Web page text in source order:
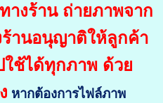
งร้าน ถ่ายภาพจาก
ร้านอนุญาติให้ลูกค้า
ช้ได้ทุกภาพ ด้วย
หากต้องการไฟล์ภาพ